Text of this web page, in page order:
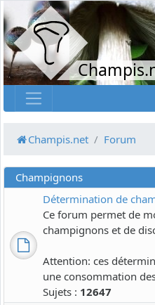
Champis.net Forum
Champignons
Détermination de
Ce forum permet de
champignons et de
Attention: ces
une consommation
Sujets : 12647